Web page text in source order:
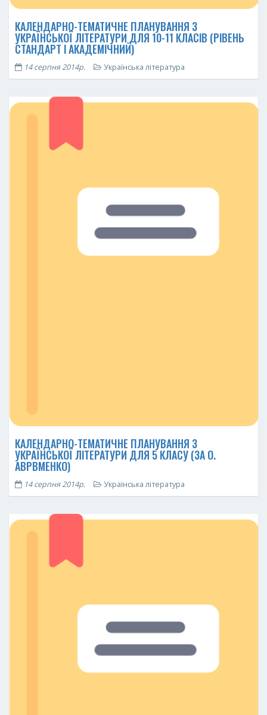
КАЛЕНДАРНО-ТЕМАТИЧНЕ ПЛАНУВАННЯ З
УКРАЇНСЬКОЇ ЛІТЕРАТУРИ ДЛЯ 10-11 КЛАСІВ (РІВЕНЬ
СТАНДАРТ І АКАДЕМІЧНИЙ)
14 серпня 2014р. Українська література
КАЛЕНДАРНО-ТЕМАТИЧНЕ ПЛАНУВАННЯ З
УКРАЇНСЬКОЇ ЛІТЕРАТУРИ ДЛЯ 5 КЛАСУ (ЗА О.
АВРВМЕНКО)
14 серпня 2014р. Українська література